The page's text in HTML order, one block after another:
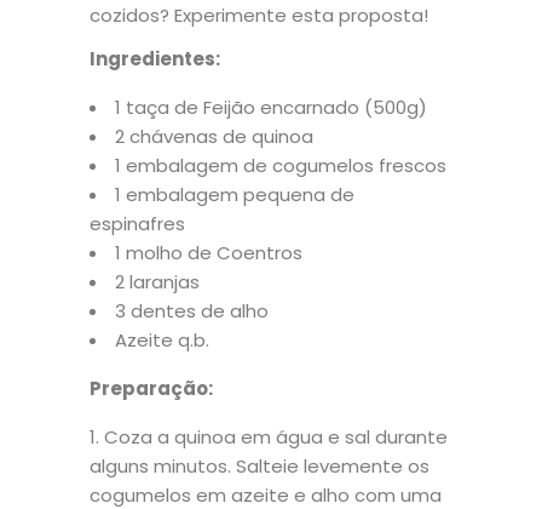
cozidos? Experimente esta proposta!
Ingredientes:
1 taça de Feijão encarnado (500g)
2 chávenas de quinoa
1 embalagem de cogumelos frescos
1 embalagem pequena de
espinafres
1 molho de Coentros
2 laranjas
3 dentes de alho
Azeite q.b.
Preparação:
Coza a quinoa em água e sal durante
alguns minutos. Salteie levemente os
cogumelos em azeite e alho com uma